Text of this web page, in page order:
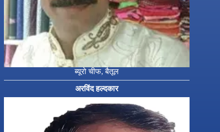
ब्यूरो चीफ, बैतूल
अरविंद हल्दकार